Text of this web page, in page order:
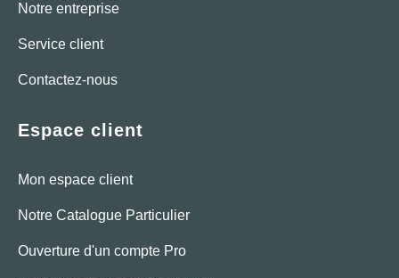
Notre entreprise
Service client
Contactez-nous
Espace client
Mon espace client
Notre Catalogue Particulier
Ouverture d'un compte Pro